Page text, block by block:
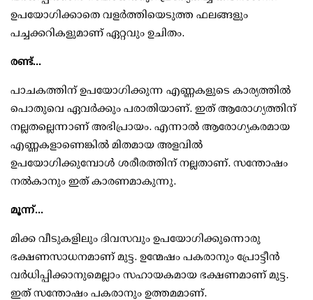
ഉപയോഗിക്കാതെ വളര്‍ത്തിയെടുത്ത ഫലങ്ങളും
പച്ചക്കറികളുമാണ് ഏറ്റവും ഉചിതം.
രണ്ട്...
പാചകത്തിന് ഉപയോഗിക്കുന്ന എണ്ണകളുടെ കാര്യത്തില്‍
പൊതുവെ ഏവര്‍ക്കും പരാതിയാണ്. ഇത് ആരോഗ്യത്തിന്
നല്ലതല്ലെന്നാണ് അഭിപ്രായം. എന്നാല്‍ ആരോഗ്യകരമായ
എണ്ണകളാണെങ്കില്‍ മിതമായ അളവില്‍
ഉപയോഗിക്കുമ്പോള്‍ ശരീരത്തിന് നല്ലതാണ്. സന്തോഷം
നല്‍കാനും ഇത് കാരണമാകുന്നു.
മൂന്ന്...
മിക്ക വീടുകളിലും ദിവസവും ഉപയോഗിക്കുന്നൊരു
ഭക്ഷണസാധനമാണ് മുട്ട. ഉന്മേഷം പകരാനും പ്രോട്ടീന്‍
വര്‍ധിപ്പിക്കാനുമെല്ലാം സഹായകമായ ഭക്ഷണമാണ് മുട്ട.
ഇത് സന്തോഷം പകരാനും ഉത്തമമാണ്.